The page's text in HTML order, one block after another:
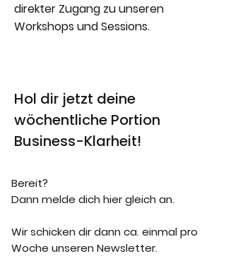
direkter Zugang zu unseren
Workshops und Sessions.
Hol dir jetzt deine
wöchentliche Portion
Business-Klarheit!
Bereit?
Dann melde dich hier gleich an.
Wir schicken dir dann ca. einmal pro
Woche unseren Newsletter.